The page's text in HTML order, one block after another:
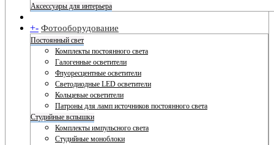
Аксессуары для интерьера
+- Фотооборудование
Постоянный свет
Комплекты постоянного света
Галогенные осветители
Флуоресцентные осветители
Светодиодные LED осветители
Кольцевые осветители
Патроны для ламп источников постоянного света
Студийные вспышки
Комплекты импульсного света
Студийные моноблоки